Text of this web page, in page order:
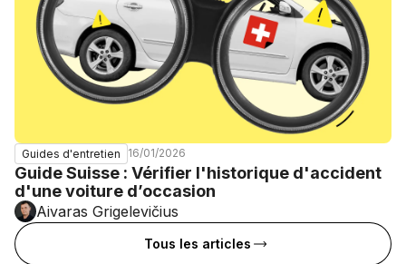
Guides d'entretien 16/01/2026
Guide Suisse : Vérifier l'historique d'accident
d'une voiture d’occasion
Aivaras Grigelevičius
Tous les articles